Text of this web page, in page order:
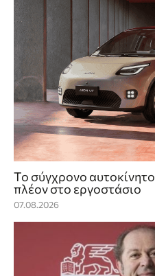
Το σύγχρονο
πλέον στο εργοστάσιο
07.08.2026